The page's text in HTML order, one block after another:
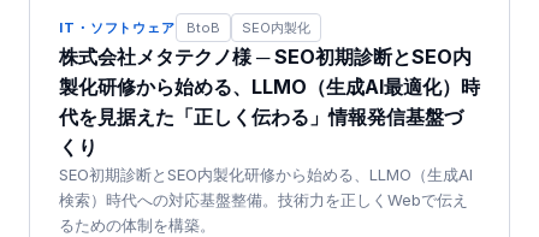
IT・ソフトウェア BtoB SEO内製化
株式会社メタテクノ様 ─ SEO初期診断とSEO内
製化研修から始める、LLMO（生成AI最適化）時
代を見据えた「正しく伝わる」情報発信基盤づ
くり
SEO初期診断とSEO内製化研修から始める、LLMO（生成AI
検索）時代への対応基盤整備。技術力を正しくWebで伝え
るための体制を構築。